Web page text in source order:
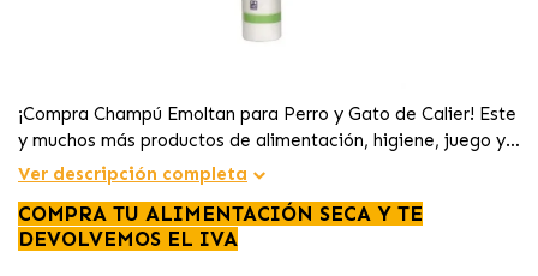
¡Compra Champú Emoltan para Perro y Gato de Calier! Este
y muchos más productos de alimentación, higiene, juego y
descanso para tu mascota al mejor precio
Ver descripción completa
COMPRA TU ALIMENTACIÓN SECA Y TE
DEVOLVEMOS EL IVA